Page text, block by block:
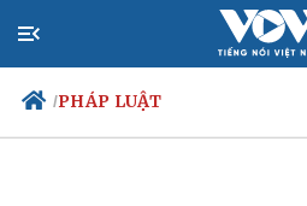
/PHÁP LUẬT